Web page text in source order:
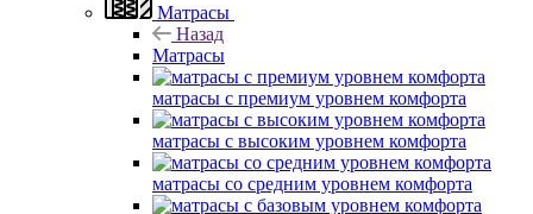
Матрасы
Назад
Матрасы
матрасы с премиум уровнем комфорта
матрасы с высоким уровнем комфорта
матрасы со средним уровнем комфорта